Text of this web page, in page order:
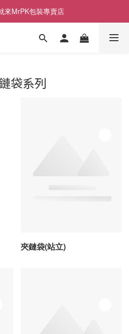
員消費滿1000元，回饋1%購物金
來MrPK包裝專賣店
員消費滿1000元，回饋1%購物金
袋系列
夾鏈袋(站立)